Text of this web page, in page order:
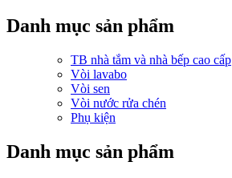
Danh mục sản phẩm
TB nhà tắm và nhà bếp cao cấp
Vòi lavabo
Vòi sen
Vòi nước rửa chén
Phụ kiện
Danh mục sản phẩm